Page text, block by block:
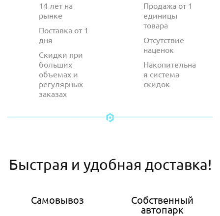
14 лет на
рынке
Поставка от 1
дня
Скидки при
больших
объемах и
регулярных
заказах
Продажа от 1
единицы
товара
Отсутствие
наценок
Накопительна
я система
скидок
Быстрая и удобная доставка!
Самовывоз
Собственный
автопарк